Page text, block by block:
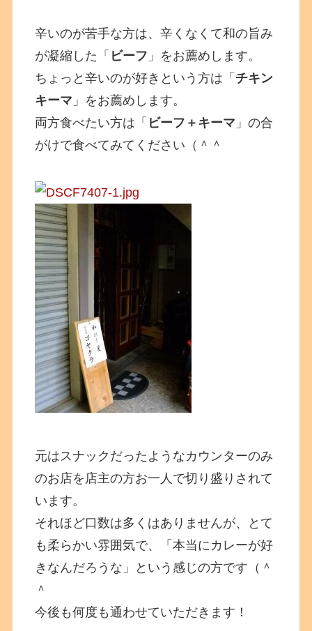
辛いのが苦手な方は、辛くなくて和の旨み
が凝縮した「 ビーフ 」をお薦めします。
ちょっと辛いのが好きという方は「 チキン
キーマ 」をお薦めします。
両方食べたい方は「 ビーフ＋キーマ 」の合
がけで食べてみてください（＾＾
元はスナックだったようなカウンターのみ
のお店を店主の方お一人で切り盛りされて
います。
それほど口数は多くはありませんが、とて
も柔らかい雰囲気で、「本当にカレーが好
きなんだろうな」という感じの方です（＾
＾
今後も何度も通わせていただきます！